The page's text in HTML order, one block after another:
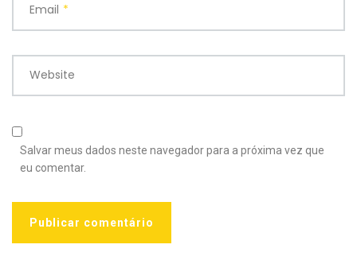
Email *
Website
Salvar meus dados neste navegador para a próxima vez que
eu comentar.